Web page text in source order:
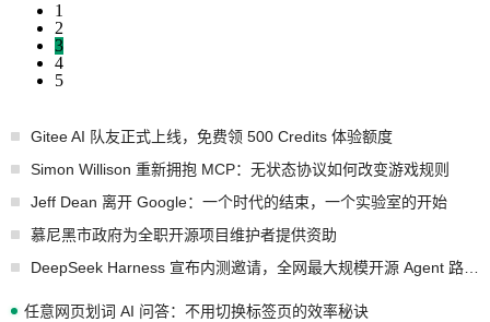
1
2
3
4
5
Gitee AI 队友正式上线，免费领 500 Credits 体验额度
Simon Willison 重新拥抱 MCP：无状态协议如何改变游戏规则
Jeff Dean 离开 Google：一个时代的结束，一个实验室的开始
慕尼黑市政府为全职开源项目维护者提供资助
任意网页划词 AI 问答：不用切换标签页的效率秘诀